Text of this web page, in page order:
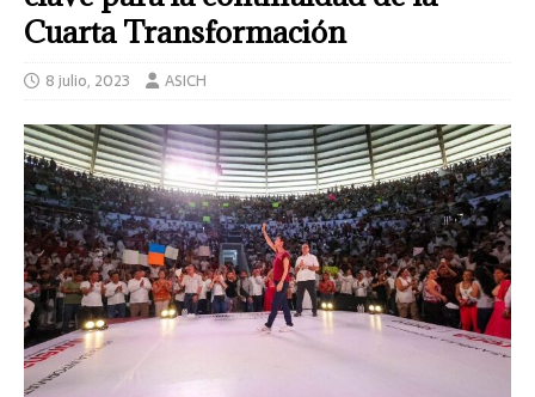
Cuarta Transformación
8 julio, 2023 ASICH